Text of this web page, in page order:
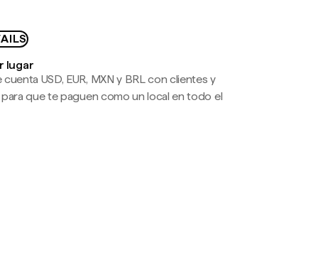
lugar
USD, EUR, MXN y BRL con clientes y
que te paguen como un local en todo el